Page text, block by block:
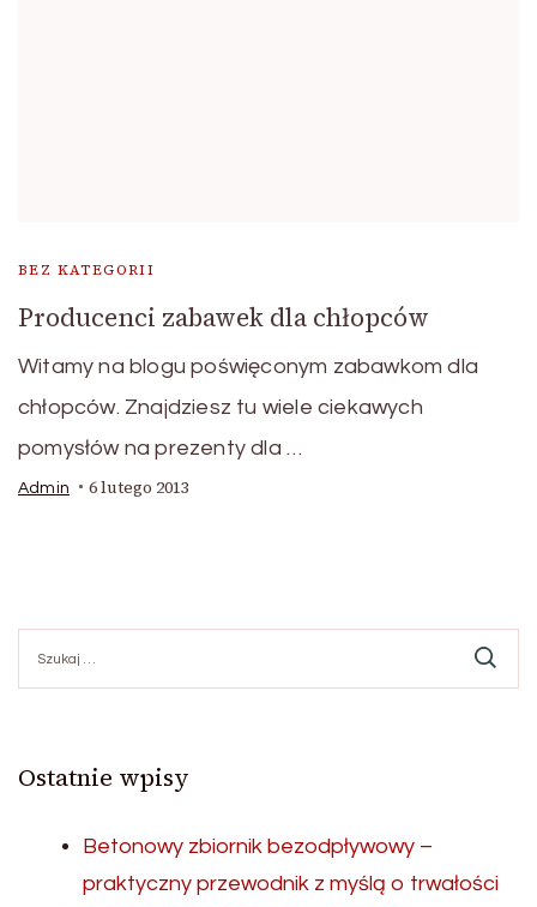
BEZ KATEGORII
Producenci zabawek dla chłopców
Witamy na blogu poświęconym zabawkom dla
chłopców. Znajdziesz tu wiele ciekawych
pomysłów na prezenty dla …
Admin 6 lutego 2013
Ostatnie wpisy
Betonowy zbiornik bezodpływowy –
praktyczny przewodnik z myślą o trwałości